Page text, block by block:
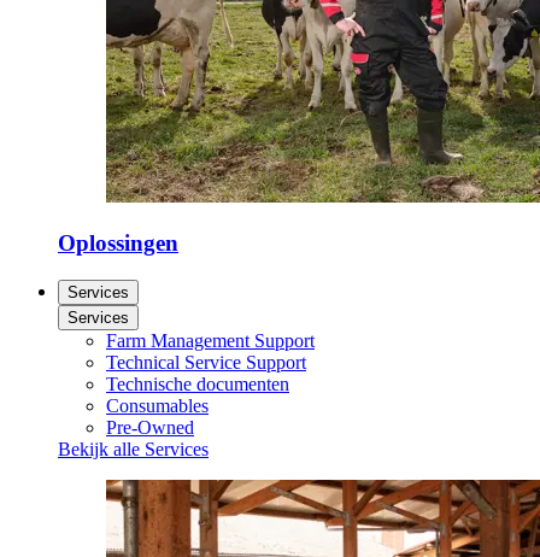
Oplossingen
Services
Services
Farm Management Support
Technical Service Support
Technische documenten
Consumables
Pre-Owned
Bekijk alle Services